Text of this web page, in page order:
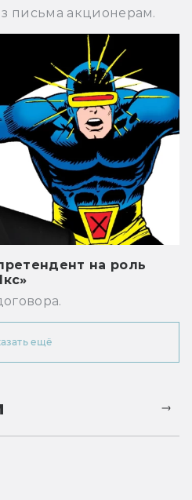
письма акционерам.
на роль
ещё